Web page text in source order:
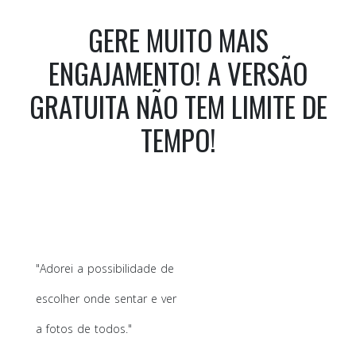
GERE MUITO MAIS
ENGAJAMENTO! A VERSÃO
GRATUITA NÃO TEM LIMITE DE
TEMPO!
"Adorei a possibilidade de
escolher onde sentar e ver
a fotos de todos."